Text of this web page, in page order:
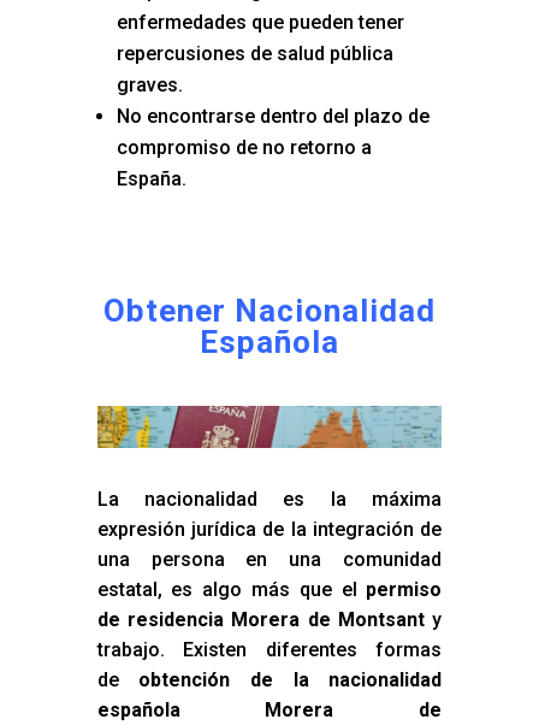
enfermedades que pueden tener
repercusiones de salud pública
graves.
No encontrarse dentro del plazo de
compromiso de no retorno a
España.
Obtener Nacionalidad
Española
La nacionalidad es la máxima
expresión jurídica de la integración de
una persona en una comunidad
estatal, es algo más que el permiso
de residencia Morera de Montsant y
trabajo. Existen diferentes formas
de obtención de la nacionalidad
española Morera de